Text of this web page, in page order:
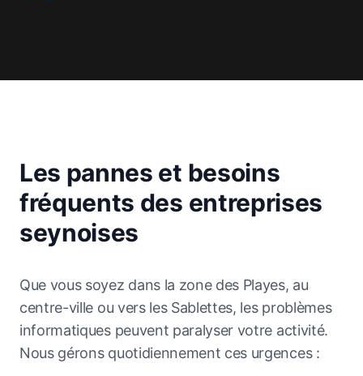
Les pannes et besoins
fréquents des entreprises
seynoises
Que vous soyez dans la zone des Playes, au
centre-ville ou vers les Sablettes, les problèmes
informatiques peuvent paralyser votre activité.
Nous gérons quotidiennement ces urgences :